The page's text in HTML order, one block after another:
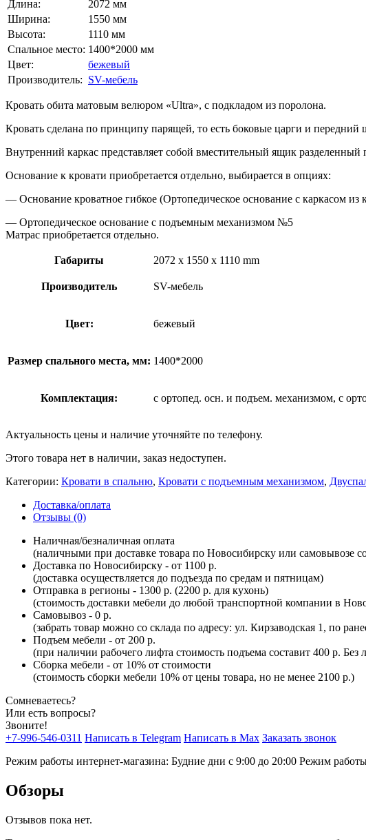
Длина:
2072 мм
Ширина:
1550 мм
Высота:
1110 мм
Спальное место: 1400*2000 мм
Цвет:
бежевый
Производитель: SV-мебель
Кровать обита матовым велюром «Ultra», с подкладом из поролона.
Кровать сделана по принципу парящей, то есть боковые царги и
Внутренний каркас представляет собой вместительный ящик
Основание к кровати приобретается отдельно, выбирается в опциях:
— Основание кроватное гибкое (Ортопедическое основание с каркасом из
— Ортопедическое основание с подъемным механизмом №5
Матрас приобретается отдельно.
Габариты 2072 x 1550 x 1110 mm
Производитель SV-мебель
Цвет: бежевый
Размер спального места, мм: 1400*2000
Комплектация: с ортопед. осн. и подъем. механизмом, с
Актуальность цены и наличие уточняйте по телефону.
Этого товара нет в наличии, заказ недоступен.
Категории: Кровати в спальню, Кровати с подъемным механизмом,
Доставка/оплата
Отзывы (0)
Наличная/безналичная оплата
(наличными при доставке товара по Новосибирску или самовывозе
Доставка по Новосибирску - от 1100 р.
(доставка осуществляется до подъезда по средам и пятницам)
Отправка в регионы - 1300 р. (2200 р. для кухонь)
(стоимость доставки мебели до любой транспортной компании в
Самовывоз - 0 р.
(забрать товар можно со склада по адресу: ул. Кирзаводская 1, по
Подъем мебели - от 200 р.
(при наличии рабочего лифта стоимость подъема составит 400 р.
Сборка мебели - от 10% от стоимости
(стоимость сборки мебели 10% от цены товара, но не менее 2100 р.)
Сомневаетесь?
Или есть вопросы?
Звоните!
+7-996-546-0311 Написать в Telegram Написать в Max Заказать звонок
Режим работы интернет-магазина: Будние дни с 9:00 до 20:00 Режим
Обзоры
Отзывов пока нет.